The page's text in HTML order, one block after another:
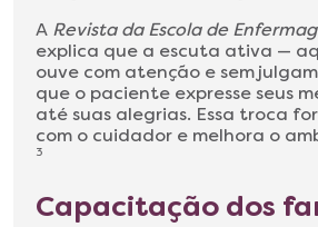
A Revista da Escola de
explica que a escuta ativa —
ouve com atenção e sem
que o paciente expresse seus
até suas alegrias. Essa troca
com o cuidador e melhora o
3
Capacitação dos